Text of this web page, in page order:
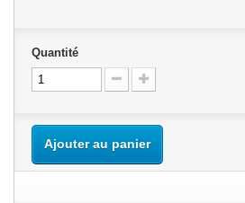
Quantité
Ajouter au panier